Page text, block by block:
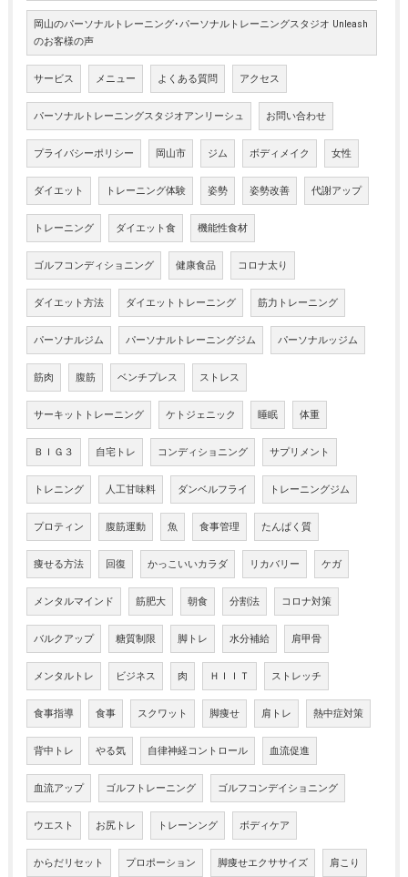
岡山のパーソナルトレーニング･パーソナルトレーニングスタジオ Unleash
のお客様の声
サービス メニュー よくある質問 アクセス
パーソナルトレーニングスタジオアンリーシュ お問い合わせ
プライバシーポリシー 岡山市 ジム ボディメイク 女性
ダイエット トレーニング体験 姿勢 姿勢改善 代謝アップ
トレーニング ダイエット食 機能性食材
ゴルフコンディショニング 健康食品 コロナ太り
ダイエット方法 ダイエットトレーニング 筋力トレーニング
パーソナルジム パーソナルトレーニングジム パーソナルッジム
筋肉 腹筋 ベンチプレス ストレス
サーキットトレーニング ケトジェニック 睡眠 体重
ＢＩＧ３ 自宅トレ コンディショニング サプリメント
トレニング 人工甘味料 ダンベルフライ トレーニングジム
プロティン 腹筋運動 魚 食事管理 たんぱく質
痩せる方法 回復 かっこいいカラダ リカバリー ケガ
メンタルマインド 筋肥大 朝食 分割法 コロナ対策
バルクアップ 糖質制限 脚トレ 水分補給 肩甲骨
メンタルトレ ビジネス 肉 ＨＩＩＴ ストレッチ
食事指導 食事 スクワット 脚痩せ 肩トレ 熱中症対策
背中トレ やる気 自律神経コントロール 血流促進
血流アップ ゴルフトレーニング ゴルフコンデイショニング
ウエスト お尻トレ トレーンング ボディケア
からだリセット プロポーション 脚痩せエクササイズ 肩こり